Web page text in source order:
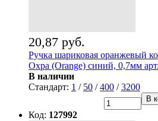
20,87 руб.
Ручка шариковая оранжевый
Охра (Orange) синий, 0,7мм
В наличии
Стандарт: 1 / 50 /400 /3200
В
Код: 127992